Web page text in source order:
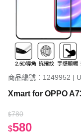
商品編號：1249952 |
Xmart for OPPO
$780
$580